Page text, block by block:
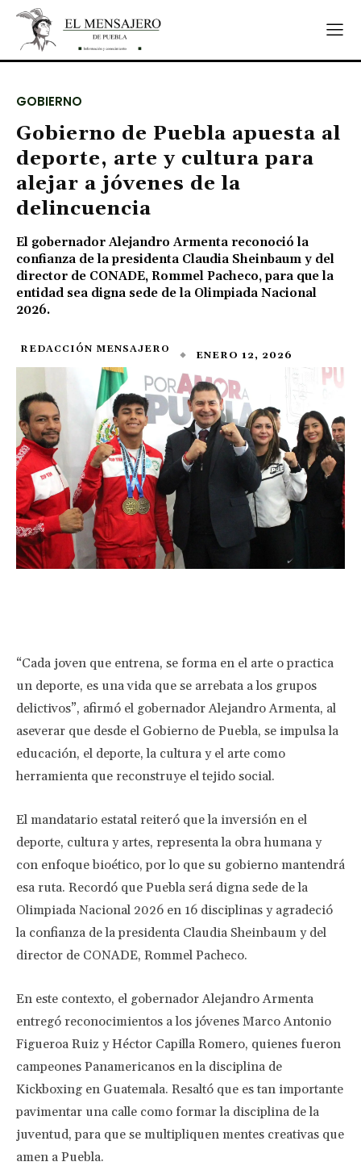
GOBIERNO
Gobierno de Puebla apuesta al
deporte, arte y cultura para
alejar a jóvenes de la
delincuencia
El gobernador Alejandro Armenta reconoció la
confianza de la presidenta Claudia Sheinbaum y del
director de CONADE, Rommel Pacheco, para que la
entidad sea digna sede de la Olimpiada Nacional
2026.
REDACCIÓN MENSAJERO ENERO 12, 2026
“Cada joven que entrena, se forma en el arte o practica
un deporte, es una vida que se arrebata a los grupos
delictivos”, afirmó el gobernador Alejandro Armenta, al
aseverar que desde el Gobierno de Puebla, se impulsa la
educación, el deporte, la cultura y el arte como
herramienta que reconstruye el tejido social.
El mandatario estatal reiteró que la inversión en el
deporte, cultura y artes, representa la obra humana y
con enfoque bioético, por lo que su gobierno mantendrá
esa ruta. Recordó que Puebla será digna sede de la
Olimpiada Nacional 2026 en 16 disciplinas y agradeció
la confianza de la presidenta Claudia Sheinbaum y del
director de CONADE, Rommel Pacheco.
En este contexto, el gobernador Alejandro Armenta
entregó reconocimientos a los jóvenes Marco Antonio
Figueroa Ruiz y Héctor Capilla Romero, quienes fueron
campeones Panamericanos en la disciplina de
Kickboxing en Guatemala. Resaltó que es tan importante
pavimentar una calle como formar la disciplina de la
juventud, para que se multipliquen mentes creativas que
amen a Puebla.